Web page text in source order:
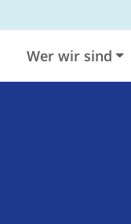
Wer wir sind